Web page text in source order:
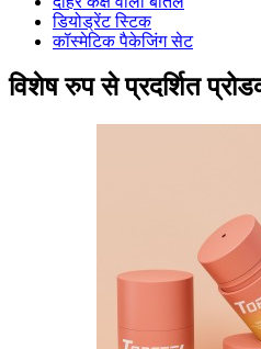
डियोड्रेंट स्टिक
कॉस्मेटिक पैकेजिंग सेट
विशेष रुप से प्रदर्शित